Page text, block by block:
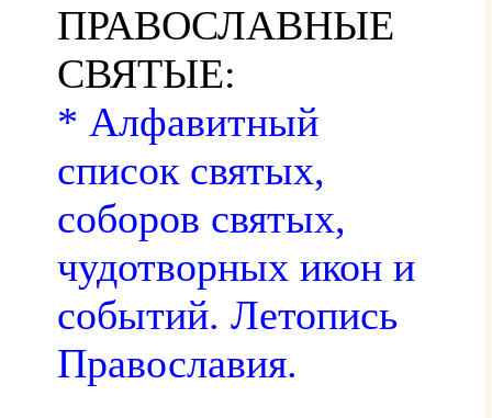
ПРАВОСЛАВНЫЕ
СВЯТЫЕ:
* Алфавитный
список святых,
соборов святых,
чудотворных икон и
событий. Летопись
Православия.